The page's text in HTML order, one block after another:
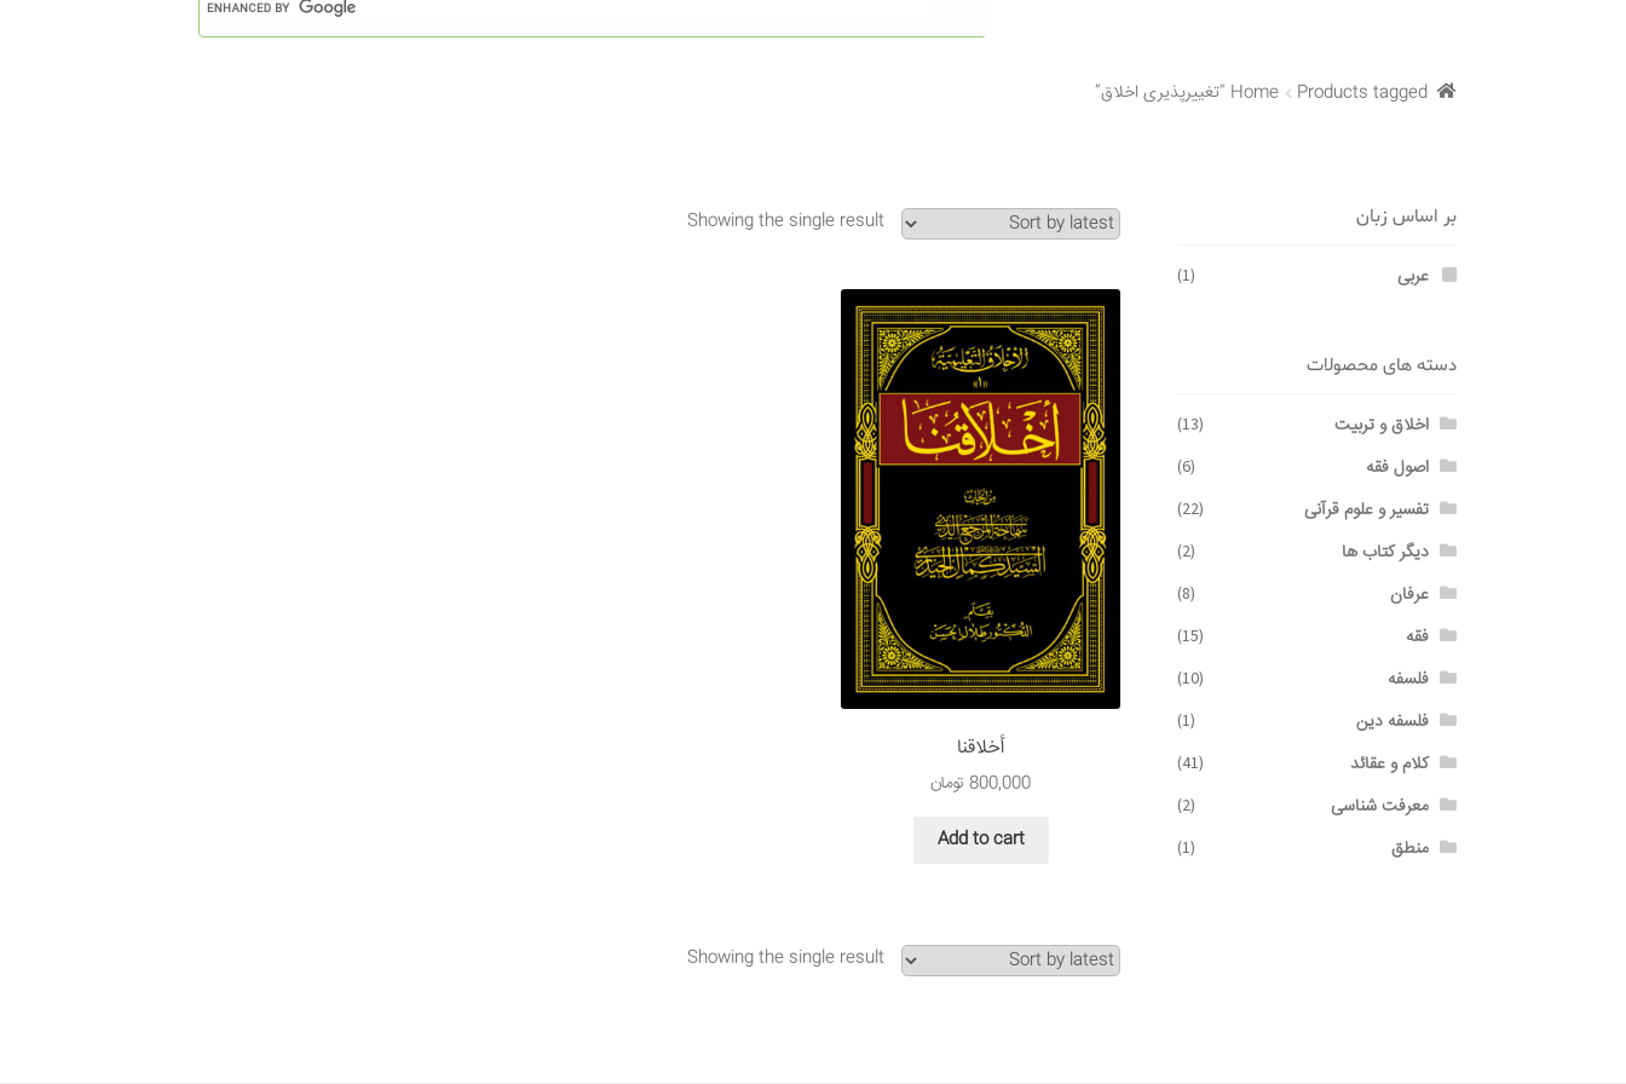
Home Products tagged “تغییرپذیری اخلاق”
Showing the single result
أخلاقنا
800,000 تومان
Add to cart
Showing the single result
بر اساس زبان
عربی (1)
دسته های محصولات
اخلاق و تربیت (13)
اصول فقه (6)
تفسیر و علوم قرآنی (22)
دیگر کتاب ها (2)
عرفان (8)
فقه (15)
فلسفه (10)
فلسفه دین (1)
کلام و عقائد (41)
معرفت شناسی (2)
منطق (1)